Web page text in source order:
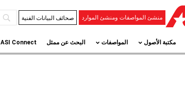
منشئ المواصفات ومنشئ الموارد صحائف البيانات الفنية
مكتبة الأصول المواصفات البحث عن ممثل ASI Connect